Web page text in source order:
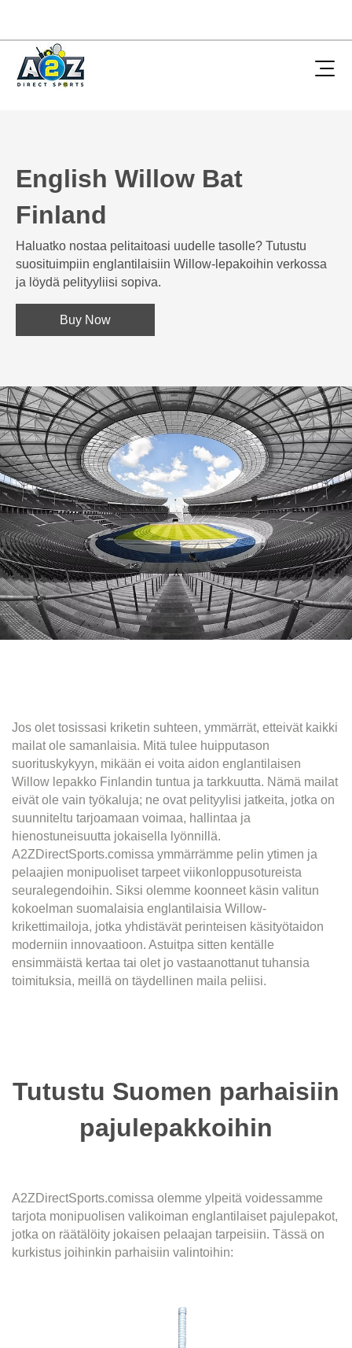
English Willow Bat
Finland
Haluatko nostaa pelitaitoasi uudelle tasolle? Tutustu
suosituimpiin englantilaisiin Willow-lepakoihin verkossa
ja löydä pelityyliisi sopiva.
Buy Now
Jos olet tosissasi kriketin suhteen, ymmärrät, etteivät kaikki
mailat ole samanlaisia. Mitä tulee huipputason
suorituskykyyn, mikään ei voita aidon englantilaisen
Willow lepakko Finlandin tuntua ja tarkkuutta. Nämä mailat
eivät ole vain työkaluja; ne ovat pelityylisi jatkeita, jotka on
suunniteltu tarjoamaan voimaa, hallintaa ja
hienostuneisuutta jokaisella lyönnillä.
A2ZDirectSports.comissa ymmärrämme pelin ytimen ja
pelaajien monipuoliset tarpeet viikonloppusotureista
seuralegendoihin. Siksi olemme koonneet käsin valitun
kokoelman suomalaisia ​​englantilaisia ​​Willow-
krikettimailoja, jotka yhdistävät perinteisen käsityötaidon
moderniin innovaatioon. Astuitpa sitten kentälle
ensimmäistä kertaa tai olet jo vastaanottanut tuhansia
toimituksia, meillä on täydellinen maila peliisi.
Tutustu Suomen parhaisiin
pajulepakkoihin
A2ZDirectSports.comissa olemme ylpeitä voidessamme
tarjota monipuolisen valikoiman englantilaiset pajulepakot,
jotka on räätälöity jokaisen pelaajan tarpeisiin. Tässä on
kurkistus joihinkin parhaisiin valintoihin: